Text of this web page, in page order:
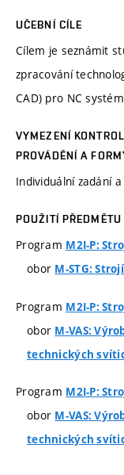
UČEBNÍ CÍLE
Cílem je seznámit
zpracování
CAD) pro NC
VYMEZENÍ
PROVÁDĚNÍ A
Individuální zadání
POUŽITÍ
Program M2I-P:
obor M-STG:
Program M2I-P:
obor M-VAS:
technických
Program M2I-P:
obor M-VAS:
technických